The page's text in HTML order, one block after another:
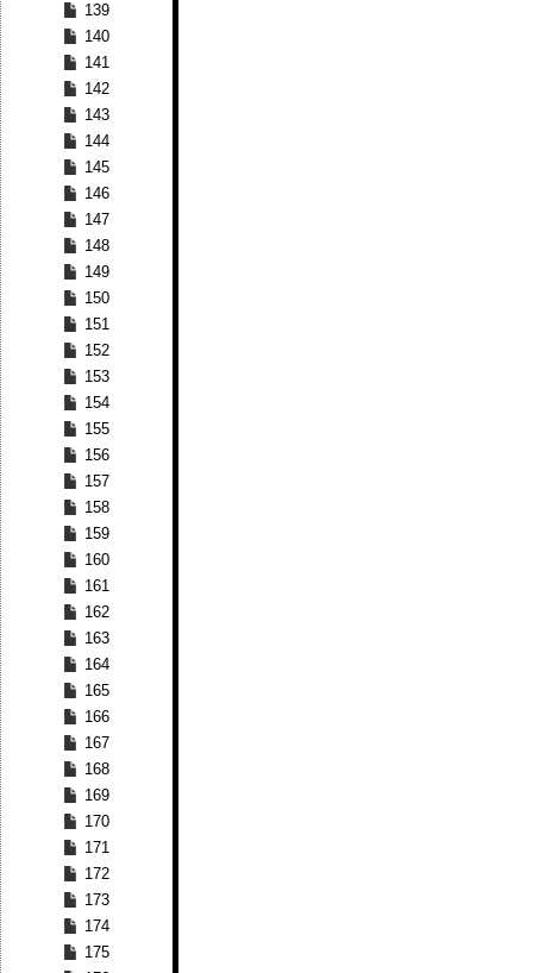
139
140
141
142
143
144
145
146
147
148
149
150
151
152
153
154
155
156
157
158
159
160
161
162
163
164
165
166
167
168
169
170
171
172
173
174
175